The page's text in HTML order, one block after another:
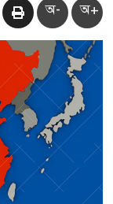
অ- অ+